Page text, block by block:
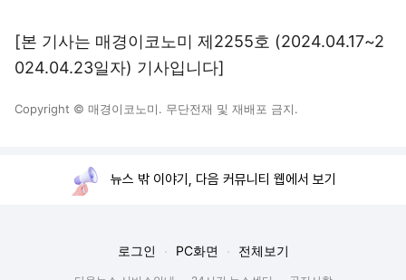
[본 기사는 매경이코노미 제2255호 (2024.04.17~2
024.04.23일자) 기사입니다]
Copyright © 매경이코노미. 무단전재 및 재배포 금지.
뉴스 밖 이야기, 다음 커뮤니티 웹에서 보기
로그인 PC화면 전체보기